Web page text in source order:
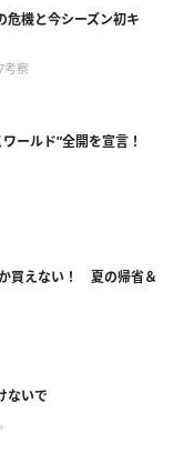
危機と今シーズン初キ
考察
ールド”全開を宣言！
買えない！ 夏の帰省＆
ないで